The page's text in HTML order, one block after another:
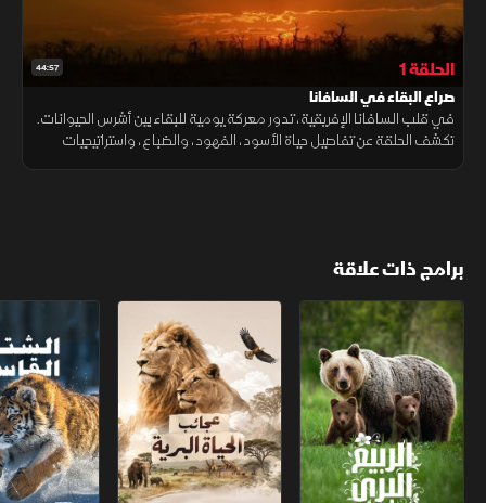
44:57 الحلقة 1
صراع البقاء في السافانا
في قلب السافانا الإفريقية، تدور معركة يومية للبقاء بين أشرس الحيوانات.
تكشف الحلقة عن تفاصيل حياة الأسود، الفهود، والضباع، واستراتيجيات
برامج ذات علاقة
الربيع البري عجائب الحياة البرية